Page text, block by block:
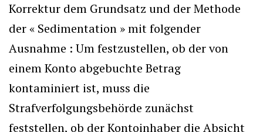
Korrektur dem Grundsatz und der Methode
der « Sedimentation » mit folgender
Ausnahme : Um festzustellen, ob der von
einem Konto abgebuchte Betrag
kontaminiert ist, muss die
Strafverfolgungsbehörde zunächst
feststellen, ob der Kontoinhaber die Absicht